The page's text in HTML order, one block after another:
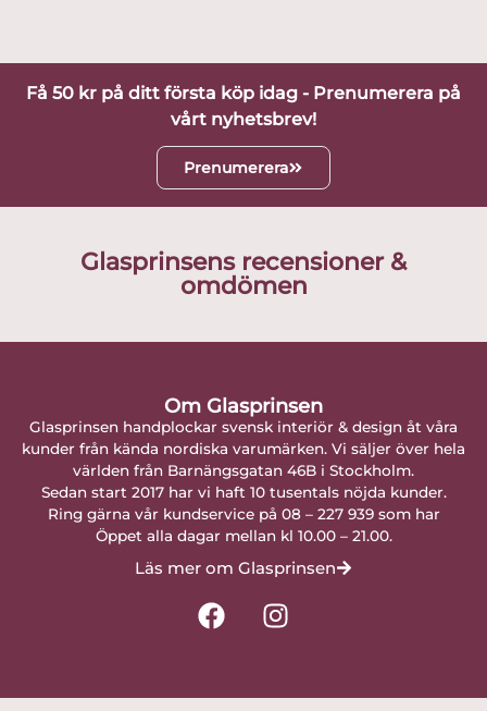
Få 50 kr på ditt första köp idag - Prenumerera på
vårt nyhetsbrev!
Prenumerera
Glasprinsens recensioner &
omdömen
Om Glasprinsen
Glasprinsen handplockar svensk interiör & design åt våra
kunder från kända nordiska varumärken. Vi säljer över hela
världen från Barnängsgatan 46B i Stockholm.
Sedan start 2017 har vi haft 10 tusentals nöjda kunder.
Ring gärna vår kundservice på 08 – 227 939 som har
Öppet alla dagar mellan kl 10.00 – 21.00.
Läs mer om Glasprinsen
F
a
I
n